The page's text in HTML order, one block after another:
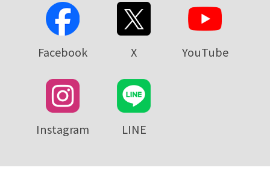
Facebook X YouTube
Instagram LINE